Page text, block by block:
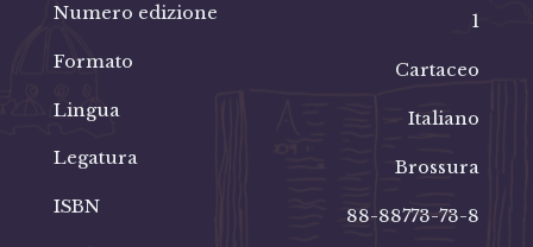
Numero edizione
1
Formato
Cartaceo
Lingua
Italiano
Legatura
Brossura
ISBN
88-88773-73-8